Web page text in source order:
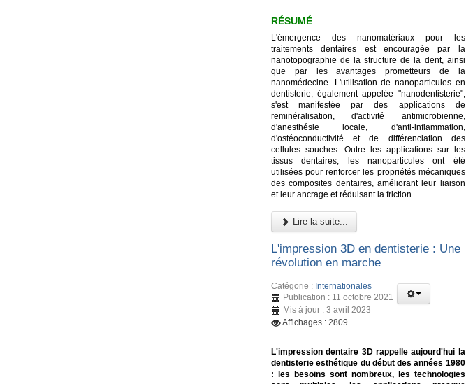
RÉSUMÉ
L'émergence des nanomatériaux pour les
traitements dentaires est encouragée par la
nanotopographie de la structure de la dent, ainsi
que par les avantages prometteurs de la
nanomédecine. L'utilisation de nanoparticules en
dentisterie, également appelée "nanodentisterie",
s'est manifestée par des applications de
reminéralisation, d'activité antimicrobienne,
d'anesthésie locale, d'anti-inflammation,
d'ostéoconductivité et de différenciation des
cellules souches. Outre les applications sur les
tissus dentaires, les nanoparticules ont été
utilisées pour renforcer les propriétés mécaniques
des composites dentaires, améliorant leur liaison
et leur ancrage et réduisant la friction.
Lire la suite...
L'impression 3D en dentisterie : Une
révolution en marche
Catégorie : Internationales
Publication : 11 octobre 2021
Mis à jour : 3 avril 2023
Affichages : 2809
L'impression dentaire 3D rappelle aujourd'hui la
dentisterie esthétique du début des années 1980
: les besoins sont nombreux, les technologies